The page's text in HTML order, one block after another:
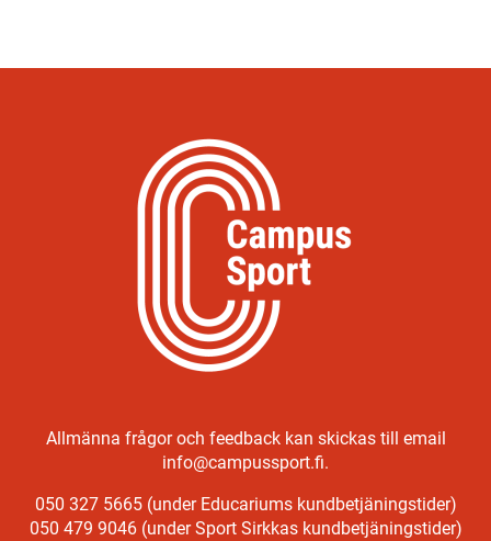
Allmänna frågor och feedback kan skickas till email
info@campussport.fi.
050 327 5665 (under Educariums kundbetjäningstider)
050 479 9046 (under Sport Sirkkas kundbetjäningstider)